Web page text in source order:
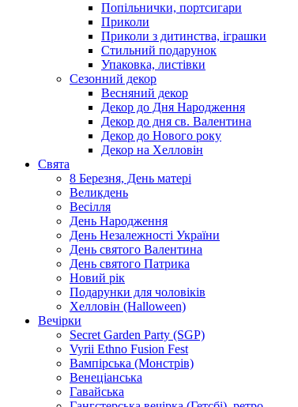
Попільнички, портсигари
Приколи
Приколи з дитинства, іграшки
Стильний подарунок
Упаковка, листівки
Сезонний декор
Весняний декор
Декор до Дня Народження
Декор до дня св. Валентина
Декор до Нового року
Декор на Хелловін
Свята
8 Березня, День матері
Великдень
Весілля
День Народження
День Незалежності України
День святого Валентина
День святого Патрика
Новий рік
Подарунки для чоловіків
Хелловін (Halloween)
Вечірки
Secret Garden Party (SGP)
Vyrii Ethno Fusion Fest
Вампірська (Монстрів)
Венеціанська
Гавайська